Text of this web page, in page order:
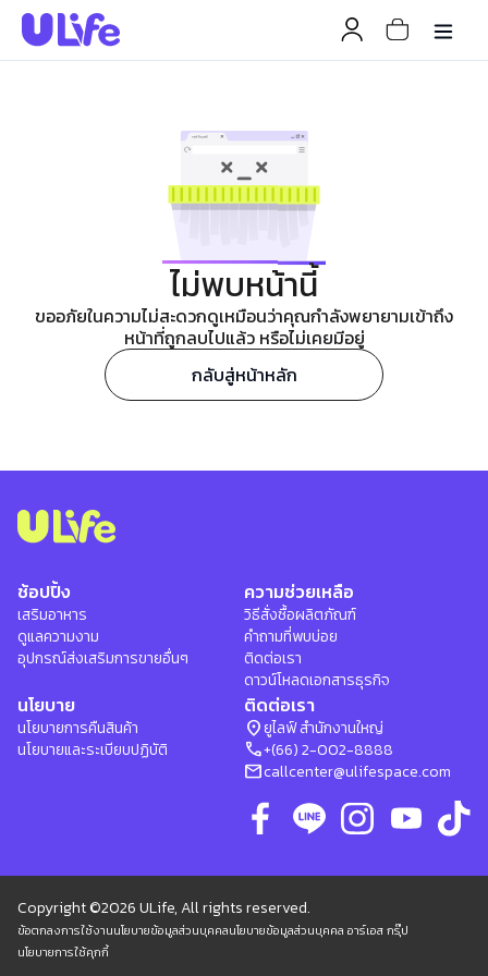
ไม่พบหน้านี้
ขออภัยในความไม่สะดวกดูเหมือนว่าคุณกำลังพยายามเข้าถึง
หน้าที่ถูกลบไปแล้ว หรือไม่เคยมีอยู่
กลับสู่หน้าหลัก
ช้อปปิ้ง
เสริมอาหาร
ดูแลความงาม
อุปกรณ์ส่งเสริมการขายอื่นๆ
ความช่วยเหลือ
วิธีสั่งซื้อผลิตภัณฑ์
คำถามที่พบบ่อย
ติดต่อเรา
ดาวน์โหลดเอกสารธุรกิจ
นโยบาย
นโยบายการคืนสินค้า
นโยบายและระเบียบปฏิบัติ
ติดต่อเรา
location_onยูไลฟ์ สำนักงานใหญ่
phone+(66) 2-002-8888
mailcallcenter@ulifespace.com
Copyright ©2026 ULife, All rights reserved.
ข้อตกลงการใช้งานนโยบายข้อมูลส่วนบุคคลนโยบายข้อมูลส่วนบุคคล อาร์เอส กรุ๊ป
นโยบายการใช้คุกกี้